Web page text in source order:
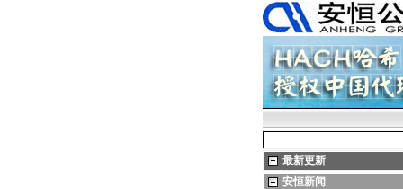
最新更新
安恒新闻